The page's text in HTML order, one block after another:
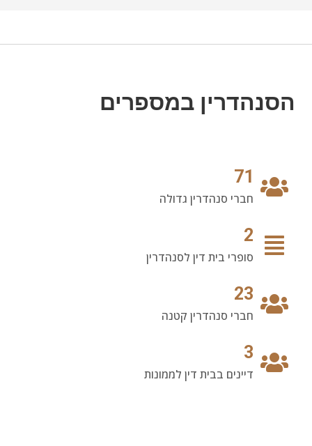
הסנהדרין במספרים
71
חברי סנהדרין גדולה
2
סופרי בית דין לסנהדרין
23
חברי סנהדרין קטנה
3
דיינים בבית דין לממונות